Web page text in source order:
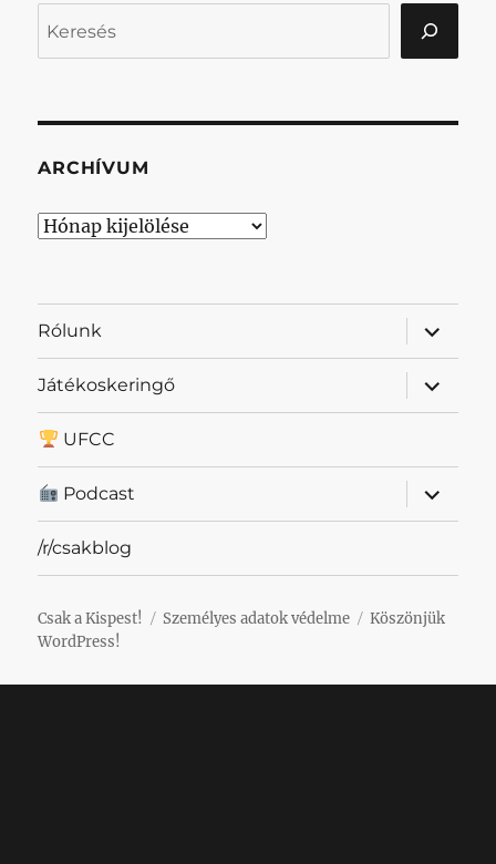
ARCHÍVUM
Archívum
Rólunk
almenü
Játékoskeringő
almenü
UFCC
Podcast
almenü
/r/csakblog
Csak a Kispest! Személyes adatok védelme
Köszönjük
WordPress!